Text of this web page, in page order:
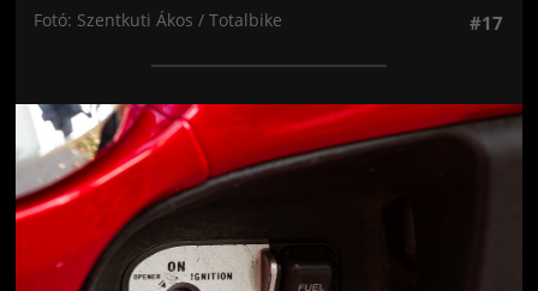
Fotó: Szentkuti Ákos / Totalbike #17
Jön még kép!